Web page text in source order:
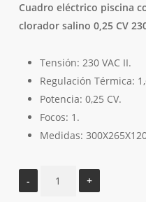
Cuadro eléctrico piscina
clorador salino 0,25 CV
Tensión: 230 VAC II.
Regulación Térmica:
Potencia: 0,25 CV.
Focos: 1.
Medidas: